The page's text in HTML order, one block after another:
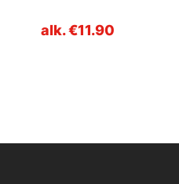
alk. €11.90